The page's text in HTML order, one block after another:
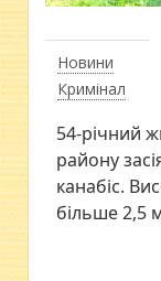
Новини
Кримінал
54-річний
району
канабіс.
більше 2,5